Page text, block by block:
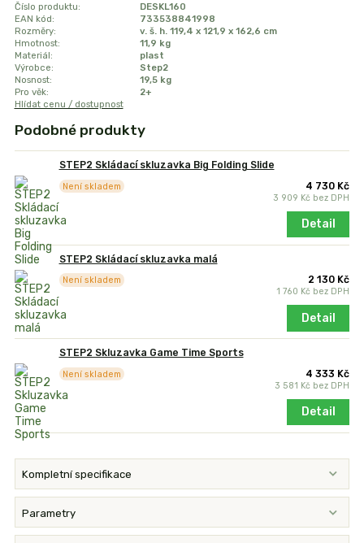
Číslo produktu:
DESKL160
EAN kód:
733538841998
Rozměry:
v. š. h. 119,4 x 121,9 x 162,6 cm
Hmotnost:
11,9 kg
Materiál:
plast
Výrobce:
Step2
Nosnost:
19,5 kg
Pro věk:
2+
Hlídat cenu / dostupnost
Podobné produkty
STEP2 Skládací skluzavka Big Folding Slide
4 730 Kč
3 909 Kč bez DPH
Není skladem
Detail
STEP2 Skládací skluzavka malá
2 130 Kč
1 760 Kč bez DPH
Není skladem
Detail
STEP2 Skluzavka Game Time Sports
4 333 Kč
3 581 Kč bez DPH
Není skladem
Detail
Kompletní specifikace
Parametry